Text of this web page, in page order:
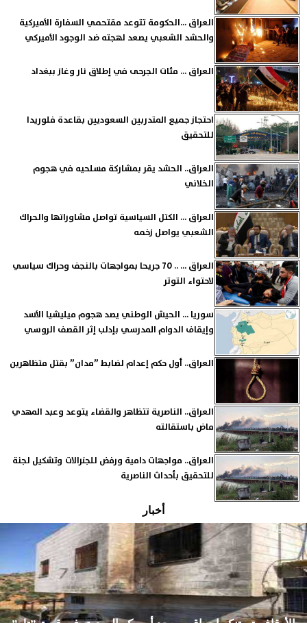
العراق ...الحكومة تتوعد مقتحمي السفارة الأميركية
والحشد الشعبي يصعد لهجته ضد الوجود الأميركي
العراق ... مئات الجرحى في إطلاق نار وغاز ببغداد
احتجاز جميع المتدربين السعوديين بقاعدة فلوريدا
للتحقيق
العراق.. الحشد يقر بمشاركة مسلحيه في هجوم
الخلاني
العراق ... الكتل السياسية تواصل مشاوراتها والحراك
الشعبي يواصل زخمه
العراق ... .. 70 جريحا بمواجهات بالنجف وحراك سياسي
لاحتواء التوتر
سوريا ... الحيش الوطني يصد هجوم ميليشيا الأسد
وإيقاف الدوام المدرسي بإدلب إثر القصف الروسي
العراق.. أول حكم إعدام لضابط ”مدان” بقتل متظاهرين
العراق.. الناصرية تتظاهر والقضاء يتوعد وعبد المهدي
ماض باستقالته
العراق.. مواجهات دامية ورفض للجنرالات وتشكيل لجنة
للتحقيق بأحداث الناصرية
أخبار